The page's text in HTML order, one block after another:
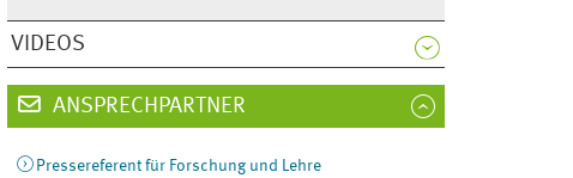
VIDEOS
ANSPRECHPARTNER
Pressereferent für Forschung und Lehre